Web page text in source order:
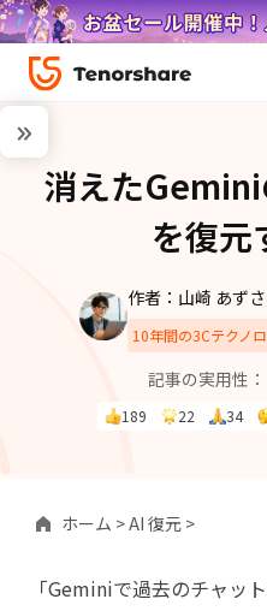
消えた
を復元
作者：山崎 あずさ
10年間の3Cテクノ
記事の実用性：
189 22 34
ホーム >AI 復元 >
「Geminiで過去のチャッ